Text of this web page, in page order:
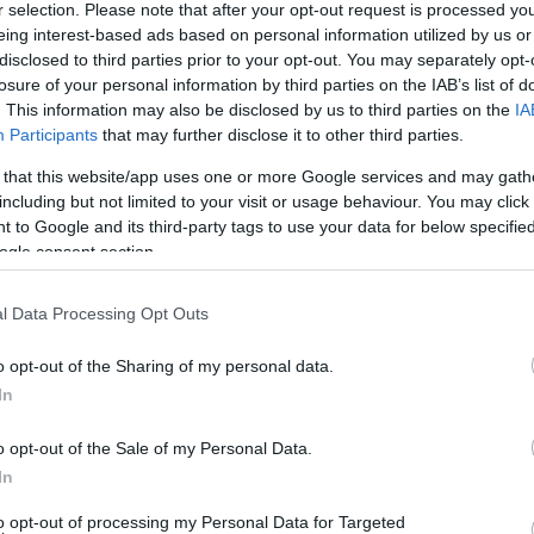
selection. Please note that after your opt-out request is processed
interest-based ads based on personal information utilized by us
to third parties prior to your opt-out. You may separately
of your personal information by third parties on the IAB’s list of
This information may also be disclosed by us to third parties on the
Participants that may further disclose it to other third parties.
that this website/app uses one or more Google services and may
but not limited to your visit or usage behaviour. You may
to Google and its third-party tags to use your data for below
consent section.
Data Processing Opt Outs
opt-out of the Sharing of my personal data.
opt-out of the Sale of my Personal Data.
opt-out of processing my Personal Data for Targeted
lett a múzeum a miskolciaknak" és élő, pici kulturális magja
Színházzal, ez megmutatkozik a tárlatok, a programok
a teátrum tánctagozatával lehet és kell építkezni.
a lehető legszélesebb réteget szeretnék
is, amely október 4-én például a kicsiket és a
műveinek segítségével
foglalkozás is kapcsolódik, az óvodások korosztályától a
legszebb alkotásával, Weöres Sándor
és a dalbetétek segítségével ismerhetik meg az
a Pincegaléria, mint a kortárs művészet kiállítóhelye.
valósítsanak meg, ez a szellemiség hatja át majd ezt a